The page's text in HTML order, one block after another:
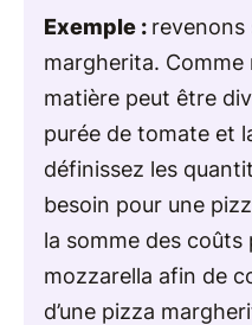
Exemple : revenons
margherita. Comme
matière peut être
purée de tomate et
définissez les
besoin pour une
la somme des
mozzarella afin ​de
d’une pizza